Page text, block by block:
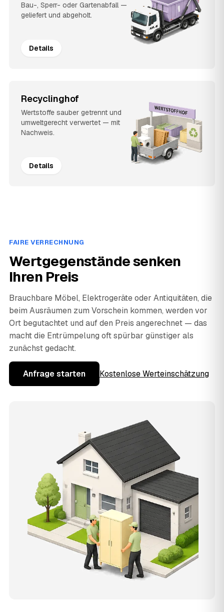
Bau-, Sperr- oder Gartenabfall —
geliefert und abgeholt.
Details
Recyclinghof
Wertstoffe sauber getrennt und
umweltgerecht verwertet — mit
Nachweis.
Details
FAIRE VERRECHNUNG
Wertgegenstände senken
Ihren Preis
Brauchbare Möbel, Elektrogeräte oder Antiquitäten, die
beim Ausräumen zum Vorschein kommen, werden vor
Ort begutachtet und auf den Preis angerechnet — das
macht die Entrümpelung oft spürbar günstiger als
zunächst gedacht.
Anfrage starten Kostenlose Werteinschätzung